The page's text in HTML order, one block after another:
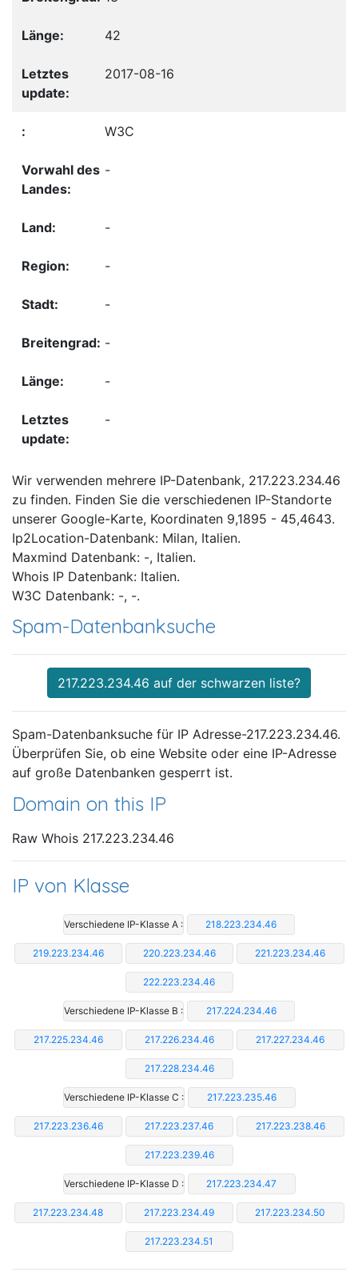
42
2017-08-16
W3C
-
-
-
-
-
-
-
Wir verwenden mehrere IP-Datenbank, 217.223.234.46
zu finden. Finden Sie die verschiedenen IP-Standorte
unserer Google-Karte, Koordinaten 9,1895 - 45,4643.
Ip2Location-Datenbank: Milan, Italien.
Maxmind Datenbank: -, Italien.
Whois IP Datenbank: Italien.
W3C Datenbank: -, -.
Spam-Datenbanksuche
217.223.234.46 auf der schwarzen liste?
Spam-Datenbanksuche für IP Adresse-217.223.234.46.
Überprüfen Sie, ob eine Website oder eine IP-Adresse
auf große Datenbanken gesperrt ist.
Domain on this IP
Raw Whois 217.223.234.46
IP von Klasse
Verschiedene IP-Klasse A : 218.223.234.46
219.223.234.46 220.223.234.46 221.223.234.46
222.223.234.46
Verschiedene IP-Klasse B : 217.224.234.46
217.225.234.46 217.226.234.46 217.227.234.46
217.228.234.46
Verschiedene IP-Klasse C : 217.223.235.46
217.223.236.46 217.223.237.46 217.223.238.46
217.223.239.46
Verschiedene IP-Klasse D : 217.223.234.47
217.223.234.48 217.223.234.49 217.223.234.50
217.223.234.51